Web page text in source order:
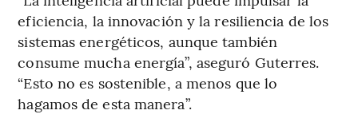
eficiencia, la innovación y la resiliencia de los
sistemas energéticos, aunque también
consume mucha energía”, aseguró Guterres.
“Esto no es sostenible, a menos que lo
hagamos de esta manera”.